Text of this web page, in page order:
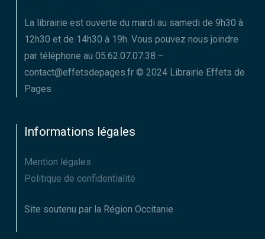
La librairie est ouverte du mardi au samedi de 9h30 à
12h30 et de 14h30 à 19h. Vous pouvez nous joindre
par téléphone au 05.62.07.07.38 –
contact@effetsdepages.fr © 2024 Librairie Effets de
Pages
Informations légales
Mention légales
Politique de confidentialité
Site soutenu par la Région Occitanie